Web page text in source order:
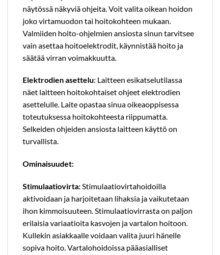
näytössä näkyviä ohjeita. Voit valita oikean hoidon
joko virtamuodon tai hoitokohteen mukaan.
Valmiiden hoito-ohjelmien ansiosta sinun tarvitsee
vain asettaa hoitoelektrodit, käynnistää hoito ja
säätää virran voimakkuutta.
Elektrodien asettelu: Laitteen esikatselutilassa
näet laitteen hoitokohtaiset ohjeet elektrodien
asettelulle. Laite opastaa sinua oikeaoppisessa
toteutuksessa hoitokohteesta riippumatta.
Selkeiden ohjeiden ansiosta laitteen käyttö on
turvallista.
Ominaisuudet:
Stimulaatiovirta:Stimulaatiovirtahoidoilla
aktivoidaan ja harjoitetaan lihaksia ja vaikutetaan
ihon kimmoisuuteen. Stimulaatiovirrasta on paljon
erilaisia variaatioita kasvojen ja vartalon hoitoon.
Kullekin asiakkaalle voidaan valita juuri hänelle
sopiva hoito. Vartalohoidoissa pääasialliset